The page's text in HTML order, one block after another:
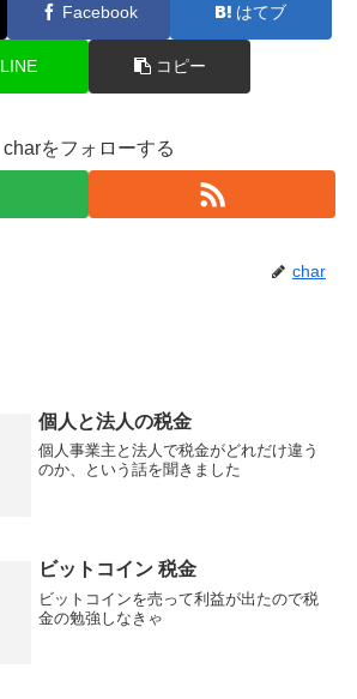
Facebook はてブ
LINE コピー
charをフォローする
char
個人と法人の税金
個人事業主と法人で税金がどれだけ違う
のか、という話を聞きました
ビットコイン 税金
ビットコインを売って利益が出たので税
金の勉強しなきゃ